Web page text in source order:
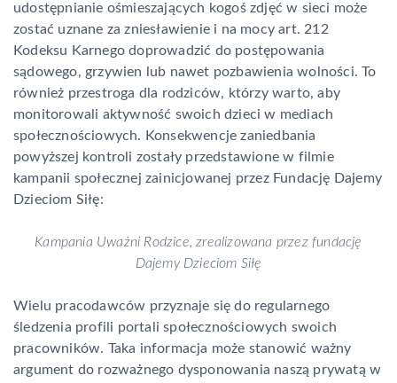
udostępnianie ośmieszających kogoś zdjęć w sieci może
zostać uznane za zniesławienie i na mocy art. 212
Kodeksu Karnego doprowadzić do postępowania
sądowego, grzywien lub nawet pozbawienia wolności. To
również przestroga dla rodziców, którzy warto, aby
monitorowali aktywność swoich dzieci w mediach
społecznościowych. Konsekwencje zaniedbania
powyższej kontroli zostały przedstawione w filmie
kampanii społecznej zainicjowanej przez Fundację Dajemy
Dzieciom Siłę:
Kampania Uważni Rodzice, zrealizowana przez fundację
Dajemy Dzieciom Siłę
Wielu pracodawców przyznaje się do regularnego
śledzenia profili portali społecznościowych swoich
pracowników. Taka informacja może stanowić ważny
argument do rozważnego dysponowania naszą prywatą w